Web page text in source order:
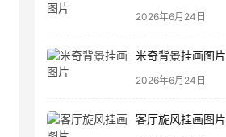
2026年6月24日
米奇背景挂画图片
2026年6月24日
客厅旋风挂画图片